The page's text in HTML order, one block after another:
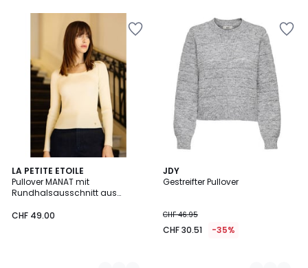
LA PETITE ETOILE
Pullover MANAT mit
Rundhalsausschnitt aus
CHF 49.00
2
Farben
JDY
Gestreifter Pullover
CHF 46.95
CHF 30.51 -35%
2
Farben